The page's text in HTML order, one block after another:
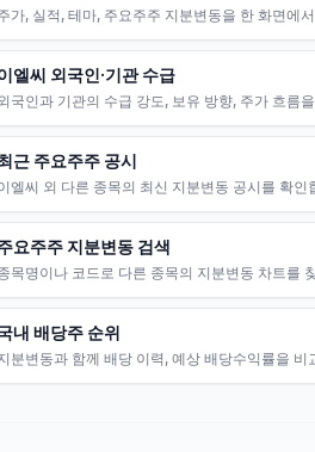
가, 실적, 테마, 주요주주 지분변동을 한 화면에
엘씨 외국인·기관 수급
국인과 기관의 수급 강도, 보유 방향, 주가 흐름
근 주요주주 공시
엘씨 외 다른 종목의 최신 지분변동 공시를 확인
요주주 지분변동 검색
목명이나 코드로 다른 종목의 지분변동 차트를
내 배당주 순위
분변동과 함께 배당 이력, 예상 배당수익률을 비